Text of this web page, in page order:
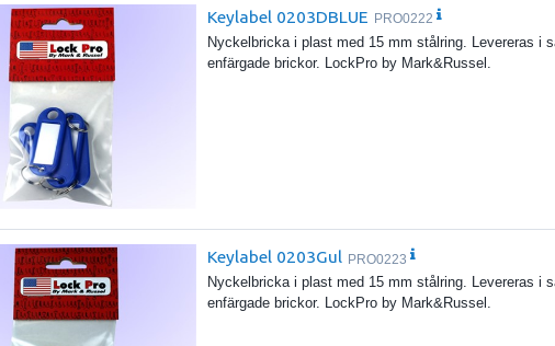
Keylabel 0203DBLUE PRO0222
Nyckelbricka i plast med 15 mm stålring. Levereras i
enfärgade brickor. LockPro by Mark&Russel.
Keylabel 0203Gul PRO0223
Nyckelbricka i plast med 15 mm stålring. Levereras i
enfärgade brickor. LockPro by Mark&Russel.